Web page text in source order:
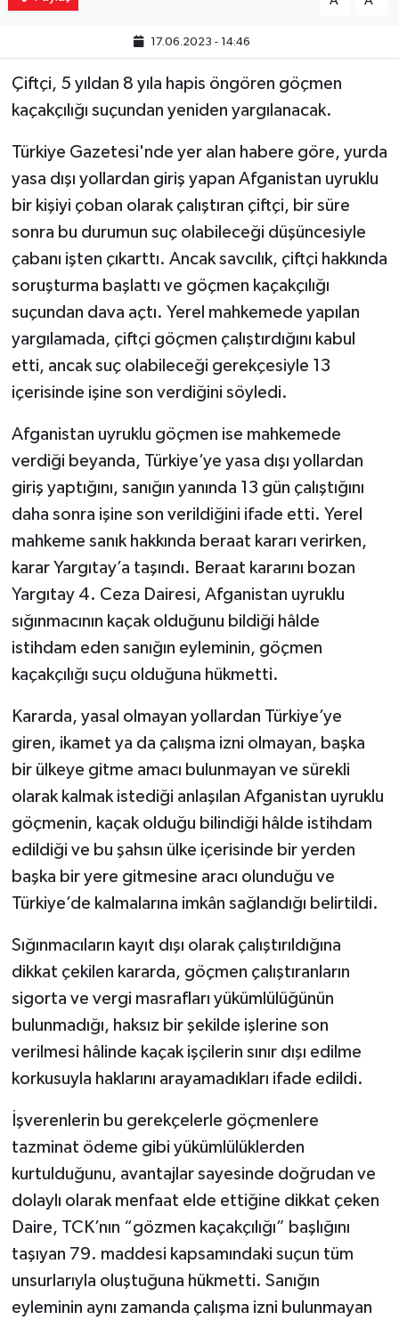
17.06.2023 - 14:46
Çiftçi, 5 yıldan 8 yıla hapis öngören göçmen
kaçakçılığı suçundan yeniden yargılanacak.
Türkiye Gazetesi'nde yer alan habere göre, yurda
yasa dışı yollardan giriş yapan Afganistan uyruklu
bir kişiyi çoban olarak çalıştıran çiftçi, bir süre
sonra bu durumun suç olabileceği düşüncesiyle
çabanı işten çıkarttı. Ancak savcılık, çiftçi hakkında
soruşturma başlattı ve göçmen kaçakçılığı
suçundan dava açtı. Yerel mahkemede yapılan
yargılamada, çiftçi göçmen çalıştırdığını kabul
etti, ancak suç olabileceği gerekçesiyle 13
içerisinde işine son verdiğini söyledi.
Afganistan uyruklu göçmen ise mahkemede
verdiği beyanda, Türkiye’ye yasa dışı yollardan
giriş yaptığını, sanığın yanında 13 gün çalıştığını
daha sonra işine son verildiğini ifade etti. Yerel
mahkeme sanık hakkında beraat kararı verirken,
karar Yargıtay’a taşındı. Beraat kararını bozan
Yargıtay 4. Ceza Dairesi, Afganistan uyruklu
sığınmacının kaçak olduğunu bildiği hâlde
istihdam eden sanığın eyleminin, göçmen
kaçakçılığı suçu olduğuna hükmetti.
Kararda, yasal olmayan yollardan Türkiye’ye
giren, ikamet ya da çalışma izni olmayan, başka
bir ülkeye gitme amacı bulunmayan ve sürekli
olarak kalmak istediği anlaşılan Afganistan uyruklu
göçmenin, kaçak olduğu bilindiği hâlde istihdam
edildiği ve bu şahsın ülke içerisinde bir yerden
başka bir yere gitmesine aracı olunduğu ve
Türkiye’de kalmalarına imkân sağlandığı belirtildi.
Sığınmacıların kayıt dışı olarak çalıştırıldığına
dikkat çekilen kararda, göçmen çalıştıranların
sigorta ve vergi masrafları yükümlülüğünün
bulunmadığı, haksız bir şekilde işlerine son
verilmesi hâlinde kaçak işçilerin sınır dışı edilme
korkusuyla haklarını arayamadıkları ifade edildi.
İşverenlerin bu gerekçelerle göçmenlere
tazminat ödeme gibi yükümlülüklerden
kurtulduğunu, avantajlar sayesinde doğrudan ve
dolaylı olarak menfaat elde ettiğine dikkat çeken
Daire, TCK’nın “gözmen kaçakçılığı” başlığını
taşıyan 79. maddesi kapsamındaki suçun tüm
unsurlarıyla oluştuğuna hükmetti. Sanığın
eyleminin aynı zamanda çalışma izni bulunmayan